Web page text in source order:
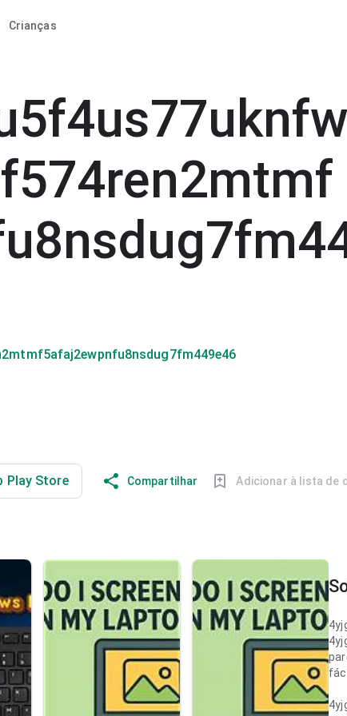
Crianças
Play Store Compartilhar Adicionar à lista de